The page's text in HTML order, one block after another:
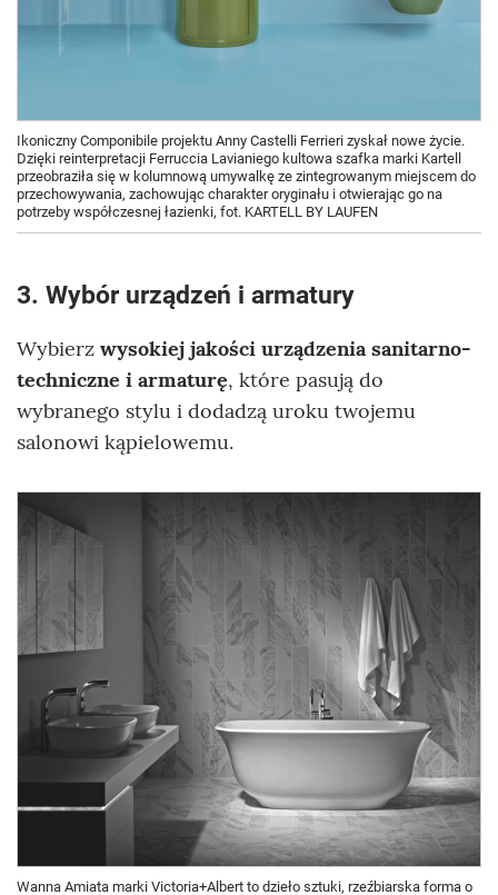
Ikoniczny Componibile projektu Anny Castelli Ferrieri zyskał nowe życie.
Dzięki reinterpretacji Ferruccia Lavianiego kultowa szafka marki Kartell
przeobraziła się w kolumnową umywalkę ze zintegrowanym miejscem do
przechowywania, zachowując charakter oryginału i otwierając go na
potrzeby współczesnej łazienki, fot. KARTELL BY LAUFEN
3. Wybór urządzeń i armatury
Wybierz wysokiej jakości urządzenia sanitarno-
techniczne i armaturę, które pasują do
wybranego stylu i dodadzą uroku twojemu
salonowi kąpielowemu.
Wanna Amiata marki Victoria+Albert to dzieło sztuki, rzeźbiarska forma o